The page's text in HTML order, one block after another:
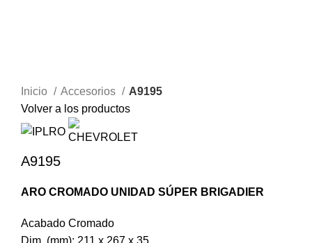
Inicio
Accesorios
A9195
Volver a los productos
A9195
ARO CROMADO UNIDAD SÚPER BRIGADIER
Acabado Cromado
Dim. (mm): 211 x 267 x 35